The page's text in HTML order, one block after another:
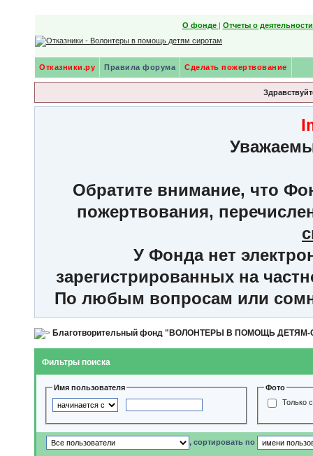
О фонде | Отчеты о
Отказники.ру Правила форума Сделать пожертвование
Обратите внимание, что
пожертвования,
У Фонда нет
зарегистрированных на
По любым вопросам или
Благотворительный фонд "ВОЛОНТЕРЫ В ПОМОЩЬ
Фильтры поиска
Имя пользователя
Фото
Только
, сортировать по